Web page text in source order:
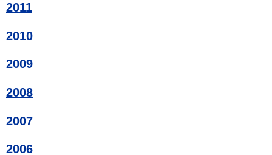
2011
2010
2009
2008
2007
2006